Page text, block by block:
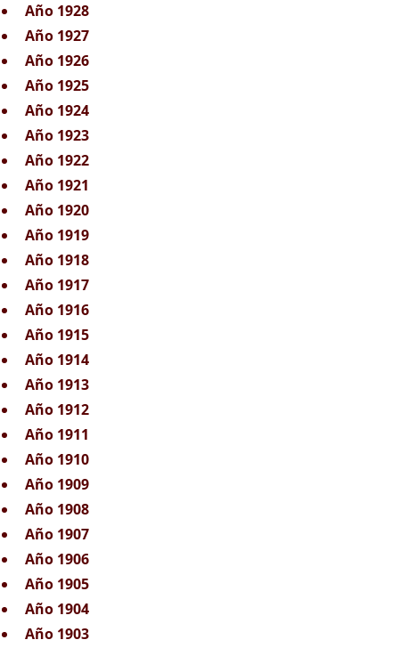
Año 1928
Año 1927
Año 1926
Año 1925
Año 1924
Año 1923
Año 1922
Año 1921
Año 1920
Año 1919
Año 1918
Año 1917
Año 1916
Año 1915
Año 1914
Año 1913
Año 1912
Año 1911
Año 1910
Año 1909
Año 1908
Año 1907
Año 1906
Año 1905
Año 1904
Año 1903